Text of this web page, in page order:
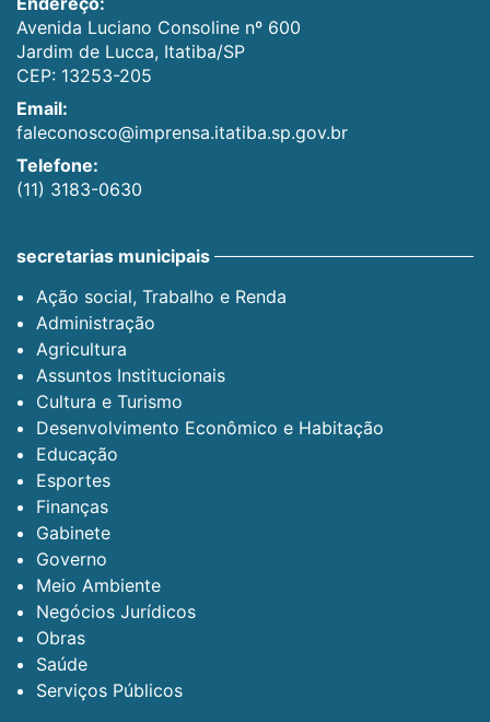
Avenida Luciano Consoline nº 600
Jardim de Lucca, Itatiba/SP
CEP: 13253-205
Email:
faleconosco@imprensa.itatiba.sp.gov.br
Telefone:
(11) 3183-0630
secretarias municipais
Ação social, Trabalho e Renda
Administração
Agricultura
Assuntos Institucionais
Cultura e Turismo
Desenvolvimento Econômico e Habitação
Educação
Esportes
Finanças
Gabinete
Governo
Meio Ambiente
Negócios Jurídicos
Obras
Saúde
Serviços Públicos